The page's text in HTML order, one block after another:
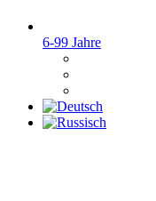
6-99 Jahre